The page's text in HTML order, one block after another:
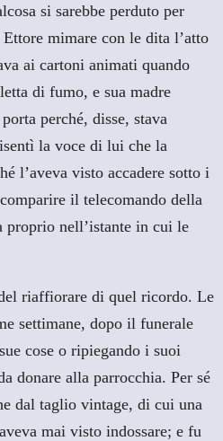
si sarebbe perduto per
mimare con le dita l’atto
ai cartoni animati quando
di fumo, e sua madre
perché, disse, stava
la voce di lui che la
l’aveva visto accadere sotto i
il telecomando della
proprio nell’istante in cui le
riaffiorare di quel ricordo. Le
settimane, dopo il funerale
cose o ripiegando i suoi
donare alla parrocchia. Per sé
dal taglio vintage, di cui una
mai visto indossare; e fu